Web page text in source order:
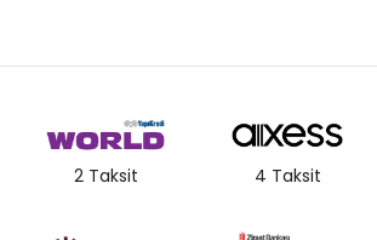
2 Taksit 4 Taksit